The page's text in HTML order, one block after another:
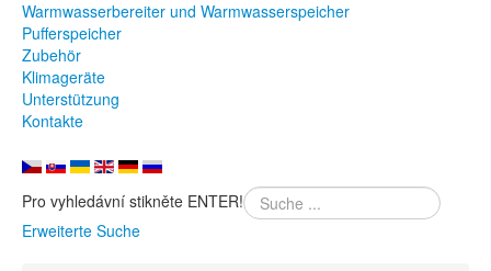
Warmwasserbereiter und Warmwasserspeicher
Pufferspeicher
Zubehör
Klimageräte
Unterstützung
Kontakte
Pro vyhledávní stikněte ENTER!
Erweiterte Suche